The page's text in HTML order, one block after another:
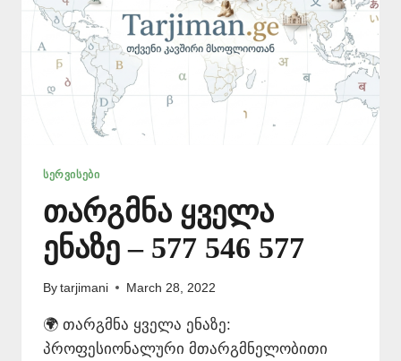
ᲡᲔᲠᲕᲘᲡᲔᲑᲘ
თარგმნა ყველა
ენაზე – 577 546 577
By tarjimani March 28, 2022
🌍 თარგმნა ყველა ენაზე:
პროფესიონალური მთარგმნელობითი